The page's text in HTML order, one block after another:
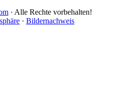
· Alle Rechte vorbehalten!
· Bildernachweis